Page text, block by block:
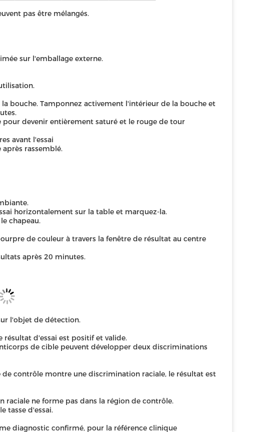
pas être mélangés.
sur l'emballage externe.
bouche. Tamponnez activement l'intérieur de la bouche et
pour devenir entièrement saturé et le rouge de tour
avant l'essai
rassemblé.
horizontalement sur la table et marquez-la.
chapeau.
de couleur à travers la fenêtre de résultat au centre
après 20 minutes.
l'objet de détection.
résultat d'essai est positif et valide.
de cible peuvent développer deux discriminations
de contrôle montre une discrimination raciale, le résultat est
raciale ne forme pas dans la région de contrôle.
tasse d'essai.
diagnostic confirmé, pour la référence clinique